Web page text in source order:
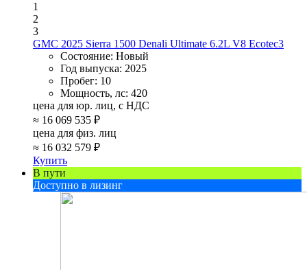
1
2
3
GMC 2025 Sierra 1500 Denali Ultimate 6.2L V8 Ecotec3
Состояние: Новый
Год выпуска: 2025
Пробег: 10
Мощность, лс: 420
цена для юр. лиц, с НДС
≈ 16 069 535 ₽
цена для физ. лиц
≈ 16 032 579 ₽
Купить
В пути
Доступно в лизинг